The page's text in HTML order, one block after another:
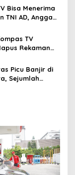
Bisa Menerima
TNI AD, Anggap
TV
Rekaman
Picu Banjir di
Sejumlah